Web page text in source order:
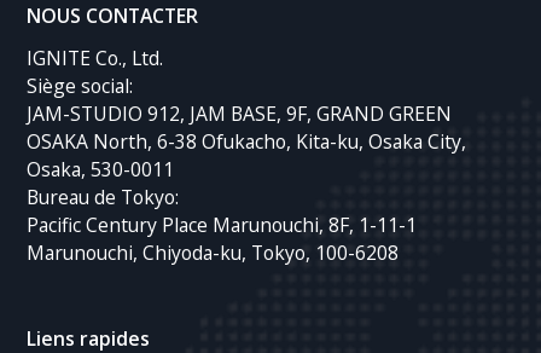
NOUS CONTACTER
IGNITE Co., Ltd.
Siège social:
JAM-STUDIO 912, JAM BASE, 9F, GRAND GREEN
OSAKA North, 6-38 Ofukacho, Kita-ku, Osaka City,
Osaka, 530-0011
Bureau de Tokyo:
Pacific Century Place Marunouchi, 8F, 1-11-1
Marunouchi, Chiyoda-ku, Tokyo, 100-6208
Liens rapides